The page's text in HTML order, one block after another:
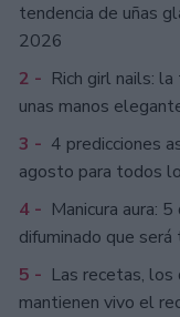
tendencia de uñas
2026
2 - Rich girl nails:
unas manos
3 - 4 predicciones
agosto para todos
4 - Manicura aura:
difuminado que
5 - Las recetas, los
mantienen vivo el